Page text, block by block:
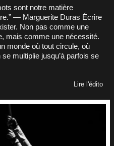
sont notre matière
— Marguerite Duras Écrire
Non pas comme une
mais comme une nécessité.
monde où tout circule, où
se multiplie jusqu’à parfois se
Lire l'édito